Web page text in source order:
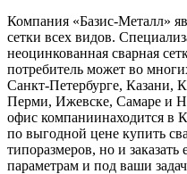
Компания «Базис-Металл»
сетки всех видов.
неоцинкованная сварная
потребитель может во
Санкт-Петербурге, Казани,
Перми, Ижевске, Самаре и
офис компаниинаходится в
по выгодной цене купить
типоразмеров, но и
параметрам и под ваши